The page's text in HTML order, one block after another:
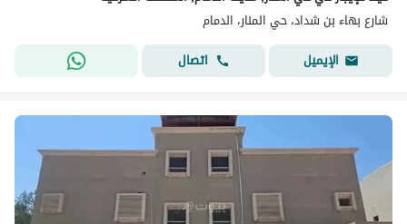
شارع بهاء بن شداد، حي المنار، الدمام
الإيميل
اتصال